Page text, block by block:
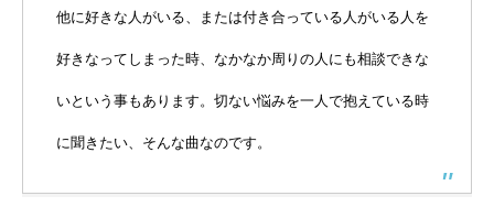
他に好きな人がいる、または付き合っている人がいる人を
好きなってしまった時、なかなか周りの人にも相談できな
いという事もあります。切ない悩みを一人で抱えている時
に聞きたい、そんな曲なのです。